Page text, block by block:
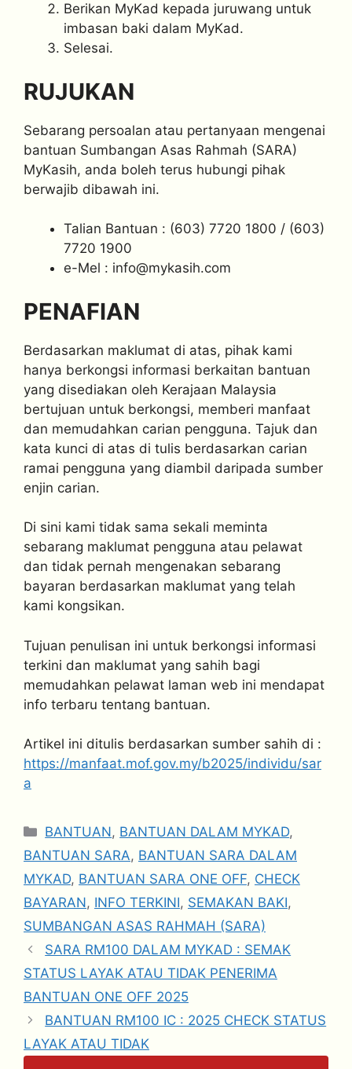
Berikan MyKad kepada juruwang untuk
imbasan baki dalam MyKad.
Selesai.
RUJUKAN
Sebarang persoalan atau pertanyaan mengenai
bantuan Sumbangan Asas Rahmah (SARA)
MyKasih, anda boleh terus hubungi pihak
berwajib dibawah ini.
Talian Bantuan : (603) 7720 1800 / (603)
7720 1900
e-Mel : info@mykasih.com
PENAFIAN
Berdasarkan maklumat di atas, pihak kami
hanya berkongsi informasi berkaitan bantuan
yang disediakan oleh Kerajaan Malaysia
bertujuan untuk berkongsi, memberi manfaat
dan memudahkan carian pengguna. Tajuk dan
kata kunci di atas di tulis berdasarkan carian
ramai pengguna yang diambil daripada sumber
enjin carian.
Di sini kami tidak sama sekali meminta
sebarang maklumat pengguna atau pelawat
dan tidak pernah mengenakan sebarang
bayaran berdasarkan maklumat yang telah
kami kongsikan.
Tujuan penulisan ini untuk berkongsi informasi
terkini dan maklumat yang sahih bagi
memudahkan pelawat laman web ini mendapat
info terbaru tentang bantuan.
Artikel ini ditulis berdasarkan sumber sahih di :
https://manfaat.mof.gov.my/b2025/individu/sar
a
Categories
BANTUAN, BANTUAN DALAM MYKAD,
BANTUAN SARA, BANTUAN SARA DALAM
MYKAD, BANTUAN SARA ONE OFF, CHECK
BAYARAN, INFO TERKINI, SEMAKAN BAKI,
SUMBANGAN ASAS RAHMAH (SARA)
SARA RM100 DALAM MYKAD : SEMAK
STATUS LAYAK ATAU TIDAK PENERIMA
BANTUAN ONE OFF 2025
BANTUAN RM100 IC : 2025 CHECK STATUS
LAYAK ATAU TIDAK